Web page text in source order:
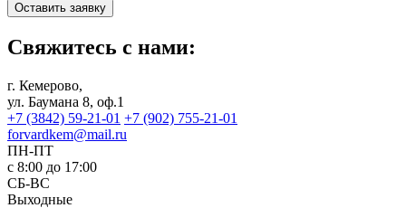
Оставить заявку
Свяжитесь с нами:
г. Кемерово,
ул. Баумана 8, оф.1
+7 (3842) 59-21-01 +7 (902) 755-21-01
forvardkem@mail.ru
ПН-ПТ
с 8:00 до 17:00
СБ-ВС
Выходные